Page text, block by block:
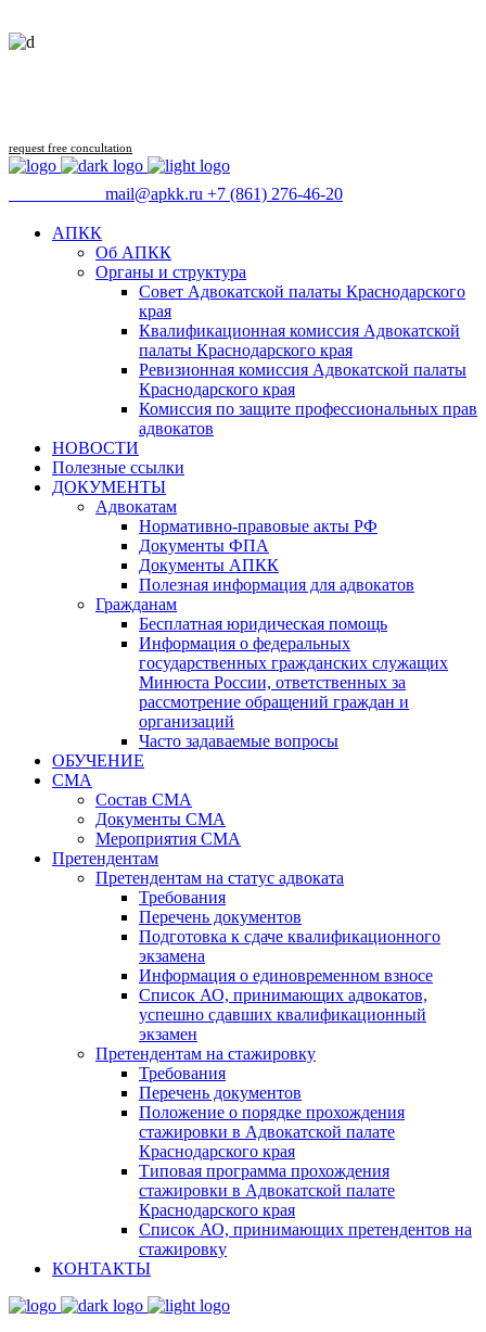
request free concultation
mail@apkk.ru +7 (861) 276-46-20
АПКК
Об АПКК
Органы и структура
Совет Адвокатской палаты Краснодарского
края
Квалификационная комиссия Адвокатской
палаты Краснодарского края
Ревизионная комиссия Адвокатской палаты
Краснодарского края
Комиссия по защите профессиональных прав
адвокатов
НОВОСТИ
Полезные ссылки
ДОКУМЕНТЫ
Адвокатам
Нормативно-правовые акты РФ
Документы ФПА
Документы АПКК
Полезная информация для адвокатов
Гражданам
Бесплатная юридическая помощь
Информация о федеральных
государственных гражданских служащих
Минюста России, ответственных за
рассмотрение обращений граждан и
организаций
Часто задаваемые вопросы
ОБУЧЕНИЕ
СМА
Состав СМА
Документы СМА
Мероприятия СМА
Претендентам
Претендентам на статус адвоката
Требования
Перечень документов
Подготовка к сдаче квалификационного
экзамена
Информация о единовременном взносе
Список АО, принимающих адвокатов,
успешно сдавших квалификационный
экзамен
Претендентам на стажировку
Требования
Перечень документов
Положение о порядке прохождения
стажировки в Адвокатской палате
Краснодарского края
Типовая программа прохождения
стажировки в Адвокатской палате
Краснодарского края
Список АО, принимающих претендентов на
стажировку
КОНТАКТЫ